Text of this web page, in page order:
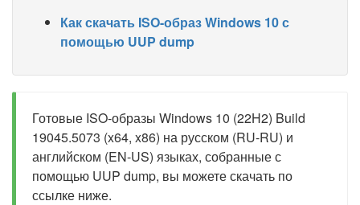
Как скачать ISO-образ Windows 10 с
помощью UUP dump
Готовые ISO-образы Windows 10 (22H2) Build
19045.5073 (x64, x86) на русском (RU-RU) и
английском (EN-US) языках, собранные с
помощью UUP dump, вы можете скачать по
ссылке ниже.